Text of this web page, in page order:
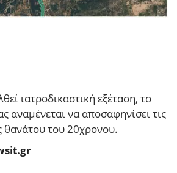
ιατροδικαστική εξέταση, το
αναμένεται να αποσαφηνίσει τις
θανάτου του 20χρονου.